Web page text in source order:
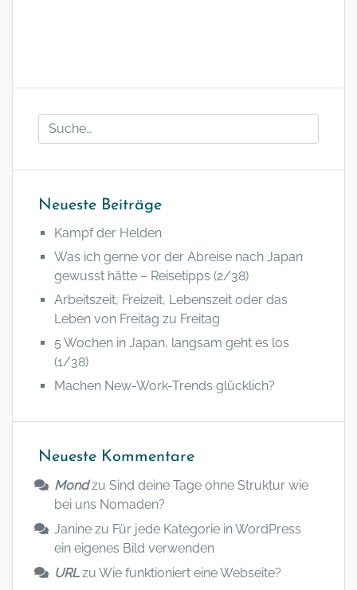
Neueste Beiträge
Kampf der Helden
Was ich gerne vor der Abreise nach Japan
gewusst hätte – Reisetipps (2/38)
Arbeitszeit, Freizeit, Lebenszeit oder das
Leben von Freitag zu Freitag
5 Wochen in Japan, langsam geht es los
(1/38)
Machen New-Work-Trends glücklich?
Neueste Kommentare
Mondzu Sind deine Tage ohne Struktur wie
bei uns Nomaden?
Janine zu Für jede Kategorie in WordPress
ein eigenes Bild verwenden
URLzu Wie funktioniert eine Webseite?